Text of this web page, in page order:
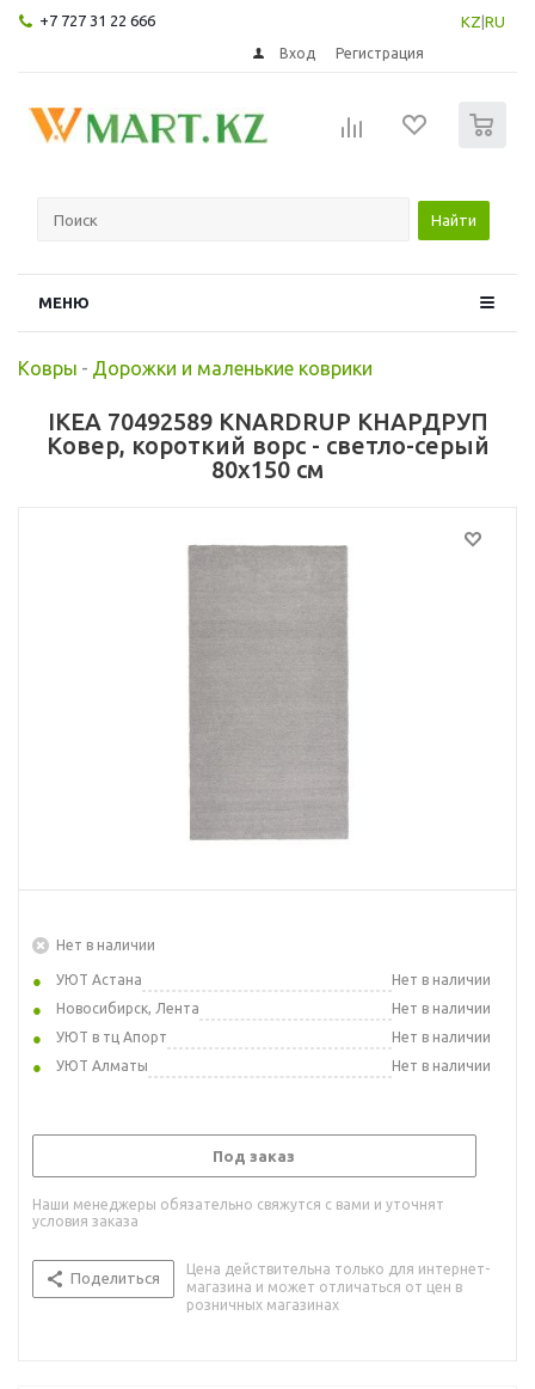
+7 727 31 22 666 KZ RU
Вход Регистрация
Найти
МЕНЮ
Ковры - Дорожки и маленькие коврики
IKEA 70492589 KNARDRUP КНАРДРУП
Ковер, короткий ворс - светло-серый
80x150 см
Нет в наличии
УЮТ Астана
Нет в наличии
Новосибирск, Лента
Нет в наличии
УЮТ в тц Апорт
Нет в наличии
УЮТ Алматы
Нет в наличии
Под заказ
Наши менеджеры обязательно свяжутся с вами и уточнят
условия заказа
Поделиться
Цена действительна только для интернет-
магазина и может отличаться от цен в
розничных магазинах